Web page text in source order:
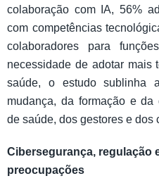
colaboração com IA, 56%
com competências
colaboradores para
necessidade de adotar mais
saúde, o estudo sublinha
mudança, da formação e
de saúde, dos gestores e dos
Cibersegurança, regulação
preocupações